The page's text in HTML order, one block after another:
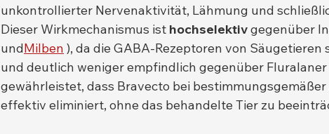
unkontrollierter Nervenaktivität, Lähmung und
Dieser Wirkmechanismus ist hochselektiv gegenüber
undMilben ), da die GABA-Rezeptoren von
und deutlich weniger empfindlich gegenüber
gewährleistet, dass Bravecto bei
effektiv eliminiert, ohne das behandelte Tier zu